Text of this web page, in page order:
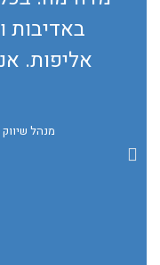
באדיבות
אליפות.
מנהל